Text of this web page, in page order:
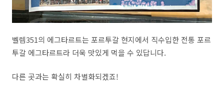
벨렘351의 에그타르트는 포르투갈 현지에서 직수입한 전통 포르
투갈 에그타르트라 더욱 맛있게 먹을 수 있답니다.
다른 곳과는 확실히 차별화되겠죠!